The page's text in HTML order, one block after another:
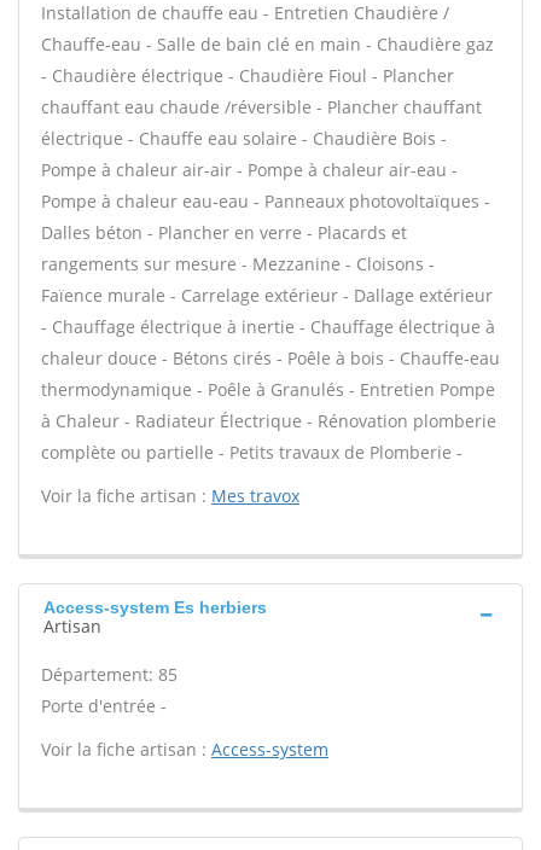
Installation de chauffe eau - Entretien Chaudière /
Chauffe-eau - Salle de bain clé en main - Chaudière gaz
- Chaudière électrique - Chaudière Fioul - Plancher
chauffant eau chaude /réversible - Plancher chauffant
électrique - Chauffe eau solaire - Chaudière Bois -
Pompe à chaleur air-air - Pompe à chaleur air-eau -
Pompe à chaleur eau-eau - Panneaux photovoltaïques -
Dalles béton - Plancher en verre - Placards et
rangements sur mesure - Mezzanine - Cloisons -
Faïence murale - Carrelage extérieur - Dallage extérieur
- Chauffage électrique à inertie - Chauffage électrique à
chaleur douce - Bétons cirés - Poêle à bois - Chauffe-eau
thermodynamique - Poêle à Granulés - Entretien Pompe
à Chaleur - Radiateur Électrique - Rénovation plomberie
complète ou partielle - Petits travaux de Plomberie -
Voir la fiche artisan : Mes travox
Access-system Es herbiers
Artisan
Département: 85
Porte d'entrée -
Voir la fiche artisan : Access-system